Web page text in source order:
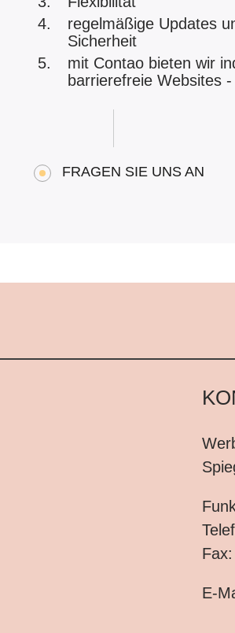
regelmäßige Updates
Sicherheit
mit Contao bieten wir
barrierefreie Websites
FRAGEN SIE UNS AN
E-